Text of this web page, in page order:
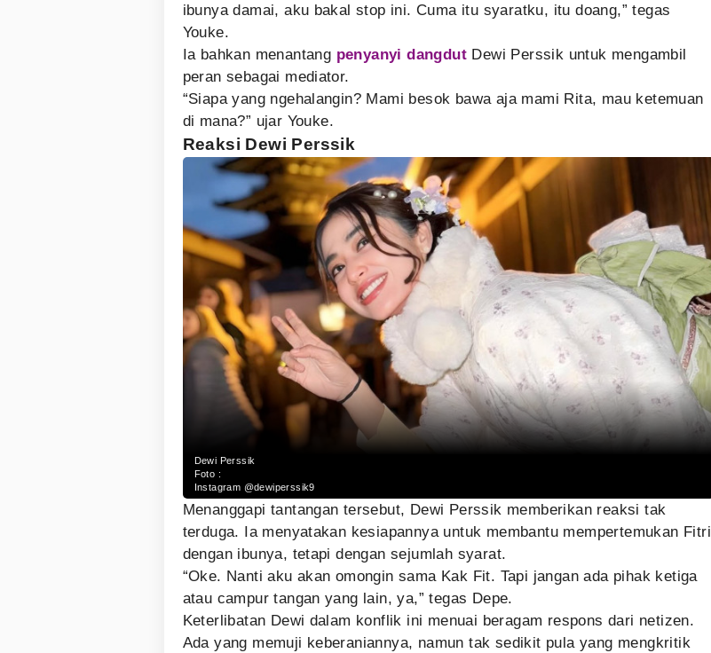
ibunya damai, aku bakal stop ini. Cuma itu syaratku, itu doang,” tegas
Youke.
Ia bahkan menantang penyanyi dangdutDewi Perssik untuk mengambil
peran sebagai mediator.
“Siapa yang ngehalangin? Mami besok bawa aja mami Rita, mau ketemuan
di mana?” ujar Youke.
Reaksi Dewi Perssik
Dewi Perssik
Foto :
Instagram @dewiperssik9
Menanggapi tantangan tersebut, Dewi Perssik memberikan reaksi tak
terduga. Ia menyatakan kesiapannya untuk membantu mempertemukan Fitri
dengan ibunya, tetapi dengan sejumlah syarat.
“Oke. Nanti aku akan omongin sama Kak Fit. Tapi jangan ada pihak ketiga
atau campur tangan yang lain, ya,” tegas Depe.
Keterlibatan Dewi dalam konflik ini menuai beragam respons dari netizen.
Ada yang memuji keberaniannya, namun tak sedikit pula yang mengkritik